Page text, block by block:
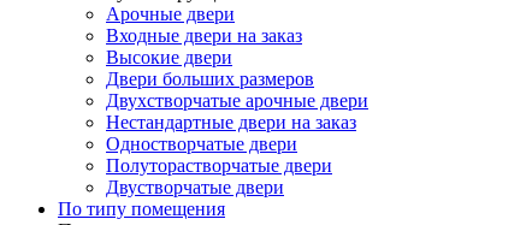
Арочные двери
Входные двери на заказ
Высокие двери
Двери больших размеров
Двухстворчатые арочные двери
Нестандартные двери на заказ
Одностворчатые двери
Полуторастворчатые двери
Двустворчатые двери
По типу помещения